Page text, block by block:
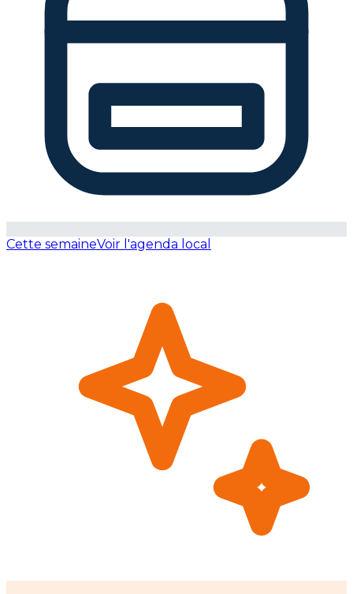
Cette semaineVoir l'agenda local